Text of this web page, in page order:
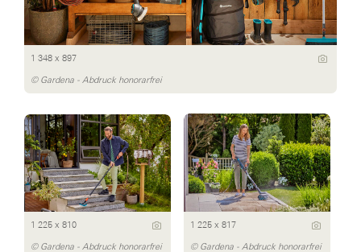
1 348 x 897
© Gardena - Abdruck honorarfrei
1 225 x 810
© Gardena - Abdruck honorarfrei
1 225 x 817
© Gardena - Abdruck honorarfrei